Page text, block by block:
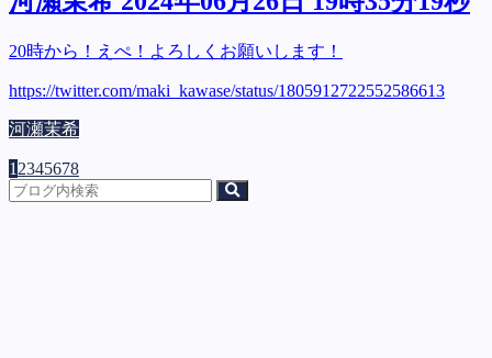
20時から！えぺ！よろしくお願いします！
https://twitter.com/maki_kawase/status/1805912722552586613
河瀬茉希
1 2345678